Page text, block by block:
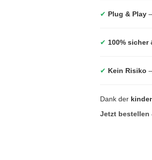
✔ Plug & Play
✔ 100% sicher
✔ Kein Risiko
Dank der
Jetzt bestellen